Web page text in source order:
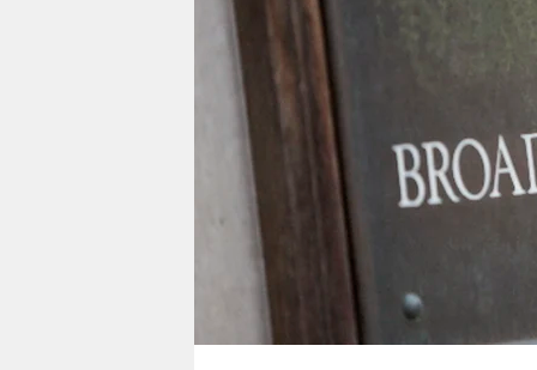
verlag
verlag
veranstaltungen
shop
unterstützen
genossenschaft